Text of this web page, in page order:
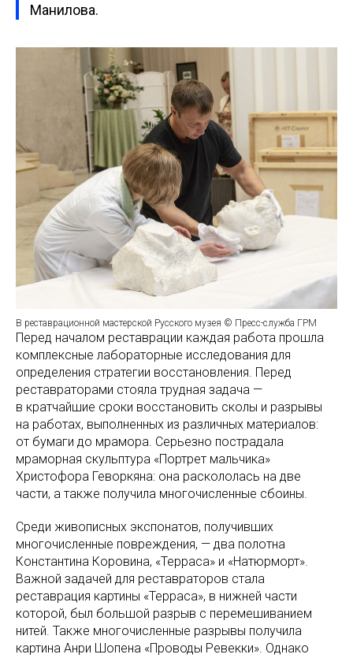
Манилова.
В реставрационной мастерской Русского музея © Пресс-служба ГРМ
Перед началом реставрации каждая работа прошла
комплексные лабораторные исследования для
определения стратегии восстановления. Перед
реставраторами стояла трудная задача —
в кратчайшие сроки восстановить сколы и разрывы
на работах, выполненных из различных материалов:
от бумаги до мрамора. Серьезно пострадала
мраморная скульптура «Портрет мальчика»
Христофора Геворкяна: она раскололась на две
части, а также получила многочисленные сбоины.
Среди живописных экспонатов, получивших
многочисленные повреждения, — два полотна
Константина Коровина, «Терраса» и «Натюрморт».
Важной задачей для реставраторов стала
реставрация картины «Терраса», в нижней части
которой, был большой разрыв с перемешиванием
нитей. Также многочисленные разрывы получила
картина Анри Шопена «Проводы Ревекки». Однако